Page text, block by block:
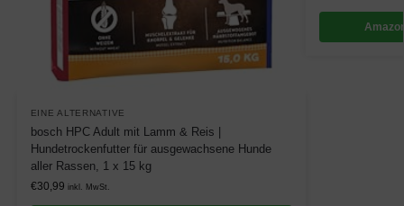
EINE ALTERNATIVE
bosch HPC Adult mit Lamm & Reis |
Hundetrockenfutter für ausgewachsene Hunde
aller Rassen, 1 x 15 kg
€30,99 inkl. MwSt.